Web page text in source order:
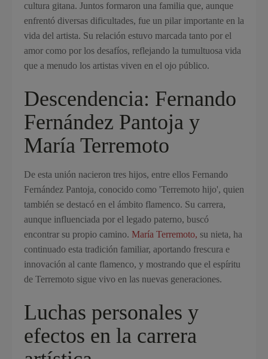
cultura gitana. Juntos formaron una familia que, aunque
enfrentó diversas dificultades, fue un pilar importante en la
vida del artista. Su relación estuvo marcada tanto por el
amor como por los desafíos, reflejando la tumultuosa vida
que a menudo los artistas viven en el ojo público.
Descendencia: Fernando
Fernández Pantoja y
María Terremoto
De esta unión nacieron tres hijos, entre ellos Fernando
Fernández Pantoja, conocido como 'Terremoto hijo', quien
también se destacó en el ámbito flamenco. Su carrera,
aunque influenciada por el legado paterno, buscó
encontrar su propio camino. María Terremoto, su nieta, ha
continuado esta tradición familiar, aportando frescura e
innovación al cante flamenco, y mostrando que el espíritu
de Terremoto sigue vivo en las nuevas generaciones.
Luchas personales y
efectos en la carrera